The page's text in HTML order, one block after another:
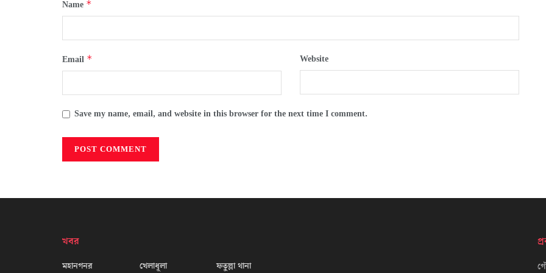
Name *
Email * Website
Save my name, email, and website in this browser for the next time I comment.
খবর
মহানগনর খেলাধূলা ফতুল্লা থানা